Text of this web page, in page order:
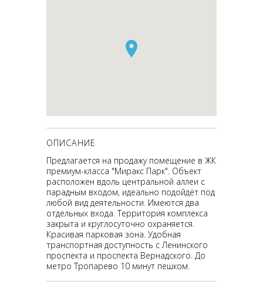
ОПИСАНИЕ
Предлагается на продажу помещение в ЖК
премиум-класса "Миракс Парк". Объект
расположен вдоль центральной аллеи с
парадным входом, идеально подойдёт под
любой вид деятельности. Имеются два
отдельных входа. Территория комплекса
закрыта и круглосуточно охраняется.
Красивая парковая зона. Удобная
транспортная доступность с Ленинского
проспекта и проспекта Вернадского. До
метро Тропарево 10 минут пешком.